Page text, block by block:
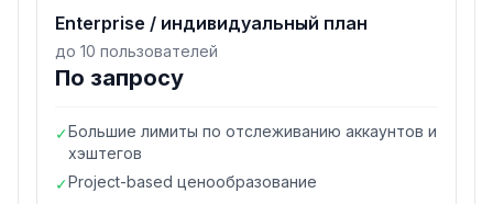
Enterprise / индивидуальный план
до 10 пользователей
По запросу
✓Большие лимиты по отслеживанию аккаунтов и
хэштегов
✓Project-based ценообразование